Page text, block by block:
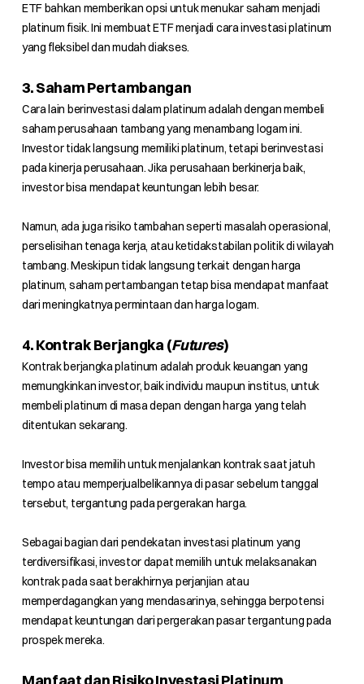
ETF bahkan memberikan opsi untuk menukar saham menjadi
platinum fisik. Ini membuat ETF menjadi cara investasi platinum
yang fleksibel dan mudah diakses.
3. Saham Pertambangan
Cara lain berinvestasi dalam platinum adalah dengan membeli
saham perusahaan tambang yang menambang logam ini.
Investor tidak langsung memiliki platinum, tetapi berinvestasi
pada kinerja perusahaan. Jika perusahaan berkinerja baik,
investor bisa mendapat keuntungan lebih besar.
Namun, ada juga risiko tambahan seperti masalah operasional,
perselisihan tenaga kerja, atau ketidakstabilan politik di wilayah
tambang. Meskipun tidak langsung terkait dengan harga
platinum, saham pertambangan tetap bisa mendapat manfaat
dari meningkatnya permintaan dan harga logam.
4. Kontrak Berjangka (Futures)
Kontrak berjangka platinum adalah produk keuangan yang
memungkinkan investor, baik individu maupun institus, untuk
membeli platinum di masa depan dengan harga yang telah
ditentukan sekarang.
Investor bisa memilih untuk menjalankan kontrak saat jatuh
tempo atau memperjualbelikannya di pasar sebelum tanggal
tersebut, tergantung pada pergerakan harga.
Sebagai bagian dari pendekatan investasi platinum yang
terdiversifikasi, investor dapat memilih untuk melaksanakan
kontrak pada saat berakhirnya perjanjian atau
memperdagangkan yang mendasarinya, sehingga berpotensi
mendapat keuntungan dari pergerakan pasar tergantung pada
prospek mereka.